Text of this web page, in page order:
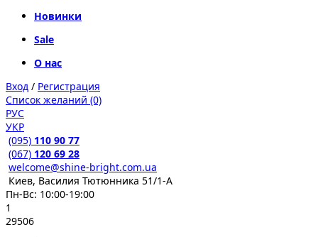
Новинки
Sale
О нас
Вход / Регистрация
Список желаний (0)
РУС
УКР
(095) 110 90 77
(067) 120 69 28
welcome@shine-bright.com.ua
Киев, Василия Тютюнника 51/1-А
Пн-Вс: 10:00-19:00
1
29506